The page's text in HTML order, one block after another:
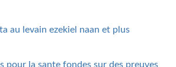
au levain ezekiel naan et plus
pour la sante fondes sur des preuves